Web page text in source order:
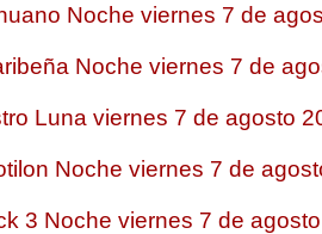
Noche viernes 7 de
Noche viernes 7 de
Luna viernes 7 de agosto
Noche viernes 7 de
3 Noche viernes 7 de